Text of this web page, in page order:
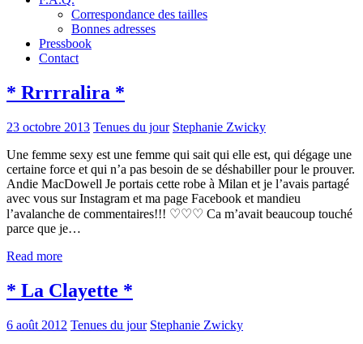
Correspondance des tailles
Bonnes adresses
Pressbook
Contact
* Rrrrralira *
23 octobre 2013 Tenues du jour Stephanie Zwicky
Une femme sexy est une femme qui sait qui elle est, qui dégage une
certaine force et qui n’a pas besoin de se déshabiller pour le prouver.
Andie MacDowell Je portais cette robe à Milan et je l’avais partagé
avec vous sur Instagram et ma page Facebook et mandieu
l’avalanche de commentaires!!! ♡♡♡ Ca m’avait beaucoup touché
parce que je…
Read more
* La Clayette *
6 août 2012 Tenues du jour Stephanie Zwicky